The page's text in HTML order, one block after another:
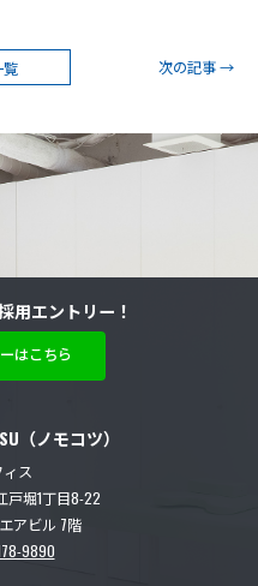
次の記事
用エントリー！
はこちら
（ノモコツ）
ス
戸堀1丁目8-22
アビル 7階
9890